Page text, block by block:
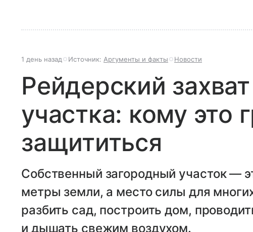
1 день назад Источник: Аргументы и факты Новости
Рейдерский
участка: кому это
защититься
Собственный загородный участок —
метры земли, а место силы для
разбить сад, построить дом,
и дышать свежим воздухом.